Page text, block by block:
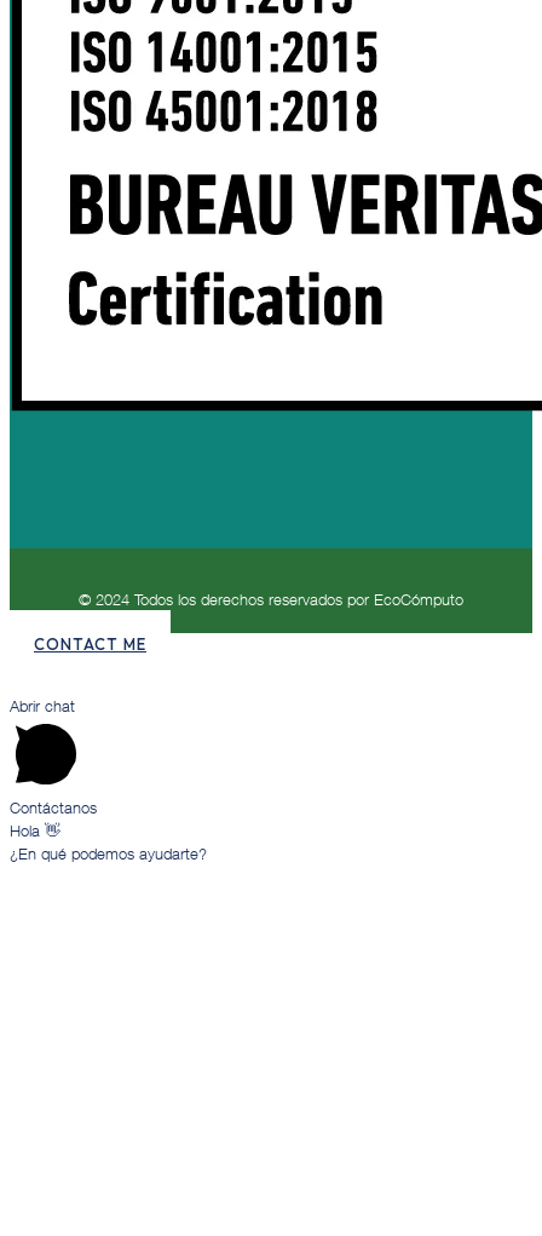
© 2024 Todos los derechos reservados por EcoCómputo
CONTACT ME
Abrir chat
Contáctanos
Hola 👋
¿En qué podemos ayudarte?